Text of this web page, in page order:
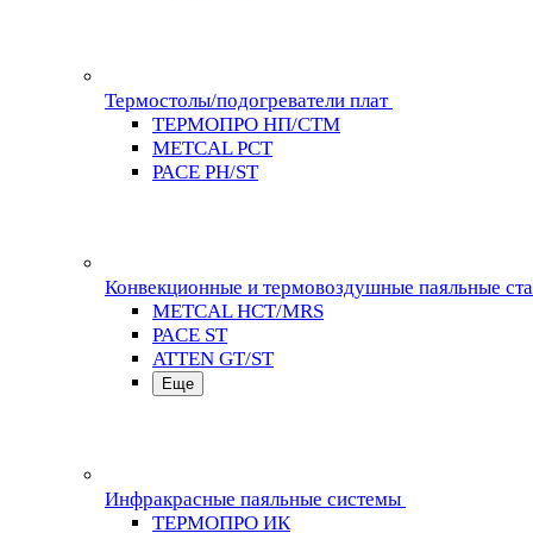
Термостолы/подогреватели плат
ТЕРМОПРО НП/СТМ
METCAL PCT
PACE PH/ST
Конвекционные и термовоздушные паяльные
METCAL HCT/MRS
PACE ST
ATTEN GT/ST
Еще
Инфракрасные паяльные системы
ТЕРМОПРО ИК